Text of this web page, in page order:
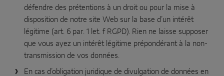
défendre des prétentions à un droit ou pour la mise à
disposition de notre site Web sur la base d’un intérêt
légitime (art. 6 par. 1 let. f RGPD). Rien ne laisse supposer
que vous ayez un intérêt légitime prépondérant à la non-
transmission de vos données.
En cas d’obligation juridique de divulgation de données en